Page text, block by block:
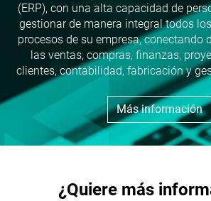
(ERP), con una alta capacidad de
gestionar de manera integral todos
procesos de su empresa, conectando
las ventas, compras, finanzas,
clientes, contabilidad, fabricación y
Más información
¿Quiere más